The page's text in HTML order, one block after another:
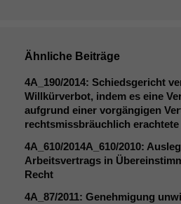
Ähnliche Beiträge
4A_190/2014: Schiedsgericht
Willkürverbot, indem es eine
aufgrund einer vorgängigen
rechtsmissbräuchlich erachtete
4A_610/2014A_610/2010:
Arbeitsvertrags in
Recht
4A_87/2011: Genehmigung